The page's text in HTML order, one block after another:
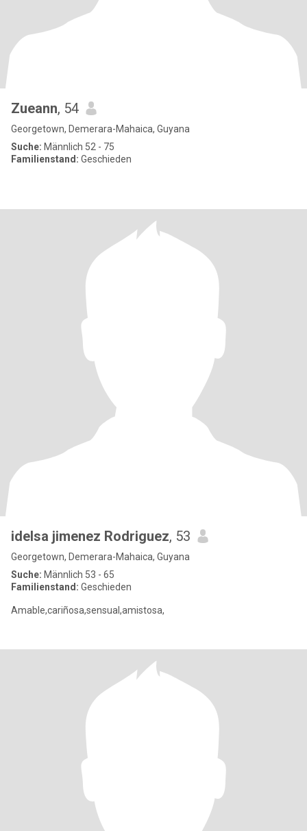
Zueann, 54
Georgetown, Demerara-Mahaica, Guyana
Suche: Männlich 52 - 75
Familienstand: Geschieden
idelsa jimenez Rodriguez, 53
Georgetown, Demerara-Mahaica, Guyana
Suche: Männlich 53 - 65
Familienstand: Geschieden
Amable,cariñosa,sensual,amistosa,